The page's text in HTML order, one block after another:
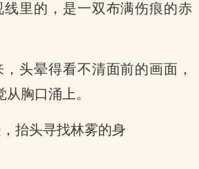
线里的，是一双布满伤痕的赤
头晕得看不清面前的画面，
胸口涌上。
抬头寻找林雾的身